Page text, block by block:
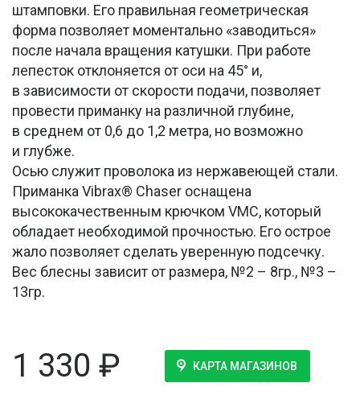
штамповки. Его правильная геометрическая
форма позволяет моментально «заводиться»
после начала вращения катушки. При работе
лепесток отклоняется от оси на 45° и,
в зависимости от скорости подачи, позволяет
провести приманку на различной глубине,
в среднем от 0,6 до 1,2 метра, но возможно
и глубже.
Осью служит проволока из нержавеющей стали.
Приманка Vibrax® Chaser оснащена
высококачественным крючком VMC, который
обладает необходимой прочностью. Его острое
жало позволяет сделать уверенную подсечку.
Вес блесны зависит от размера, №2 – 8гр., №3 –
13гр.
1 330 ₽ КАРТА МАГАЗИНОВ